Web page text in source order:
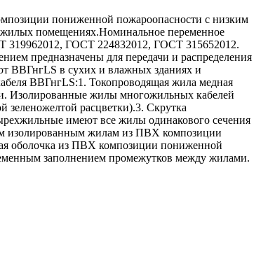
пониженной пожароопасности с низким
помещениях.Номинальное переменное
319962012, ГОСТ 224832012, ГОСТ 315652012.
предназначены для передачи и распределения
ВВГнгLS в сухих и влажных зданиях и
ВВГнгLS:1. Токопроводящая жила медная
Изолированные жилы многожильных кабелей
зеленожелтой расцветки).3. Скрутка
имеют все жилы одинакового сечения
изолированным жилам из ПВХ композиции
оболочка из ПВХ композиции пониженной
заполнением промежутков между жилами.